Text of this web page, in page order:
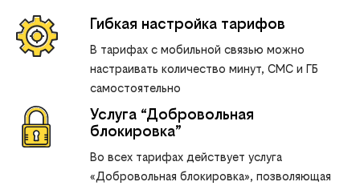
Гибкая настройка тарифов
В тарифах с мобильной связью можно
настраивать количество минут, СМС и ГБ
самостоятельно
Услуга “Добровольная
блокировка”
Во всех тарифах действует услуга
«Добровольная блокировка», позволяющая